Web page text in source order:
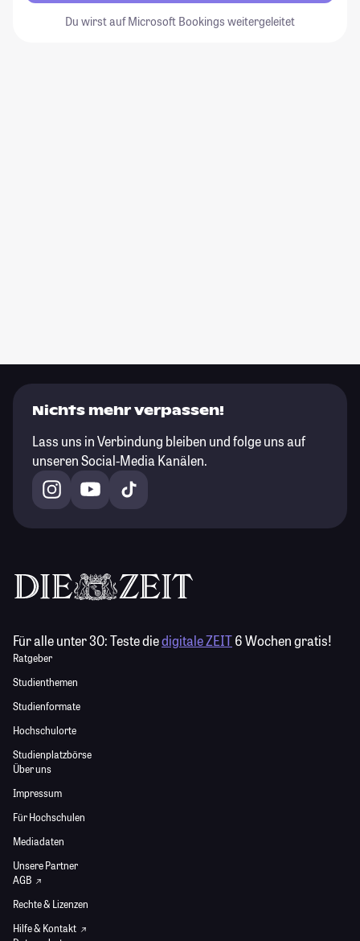
Du wirst auf Microsoft Bookings weitergeleitet
Nichts mehr verpassen!
Lass uns in Verbindung bleiben und folge uns auf
unseren Social-Media Kanälen.
Für alle unter 30:Teste diedigitale ZEIT6 Wochen gratis!
Ratgeber
Studienthemen
Studienformate
Hochschulorte
Studienplatzbörse
Über uns
Impressum
Für Hochschulen
Mediadaten
Unsere Partner
AGB
Rechte & Lizenzen
Hilfe & Kontakt